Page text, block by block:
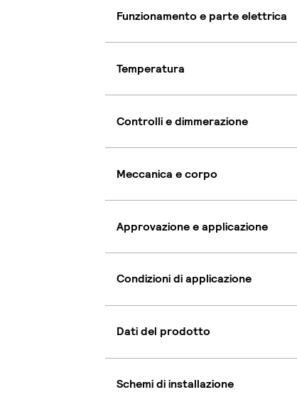
Funzionamento e parte elettrica
Temperatura
Controlli e dimmerazione
Meccanica e corpo
Approvazione e applicazione
Condizioni di applicazione
Dati del prodotto
Schemi di installazione